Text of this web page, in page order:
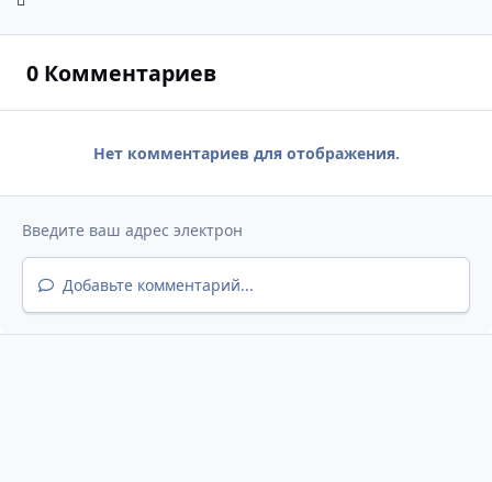
0 Комментариев
Нет комментариев для отображения.
Добавьте комментарий...